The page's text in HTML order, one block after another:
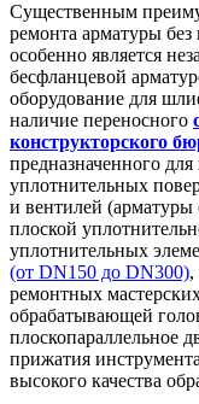
Существенным
ремонта арматуры без
особенно является
бесфланцевой
оборудование для
наличие переносного
конструкторского
предназначенного
уплотнительных
и вентилей
плоской
уплотнительных
(от DN150 до DN300),
ремонтных
обрабатывающей
плоскопараллельное
прижатия
высокого качества